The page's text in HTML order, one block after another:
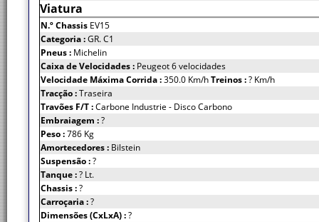
Viatura
N.º Chassis EV15
Categoria :GR. C1
Pneus : Michelin
Caixa de Velocidades : Peugeot 6 velocidades
Velocidade Máxima Corrida :350.0 Km/hTreinos :? Km/h
Tracção :Traseira
Travões F/T :Carbone Industrie - Disco Carbono
Embraiagem :?
Peso :786 Kg
Amortecedores : Bilstein
Suspensão :?
Tanque :? Lt.
Chassis :?
Carroçaria :?
Dimensões (CxLxA) :?